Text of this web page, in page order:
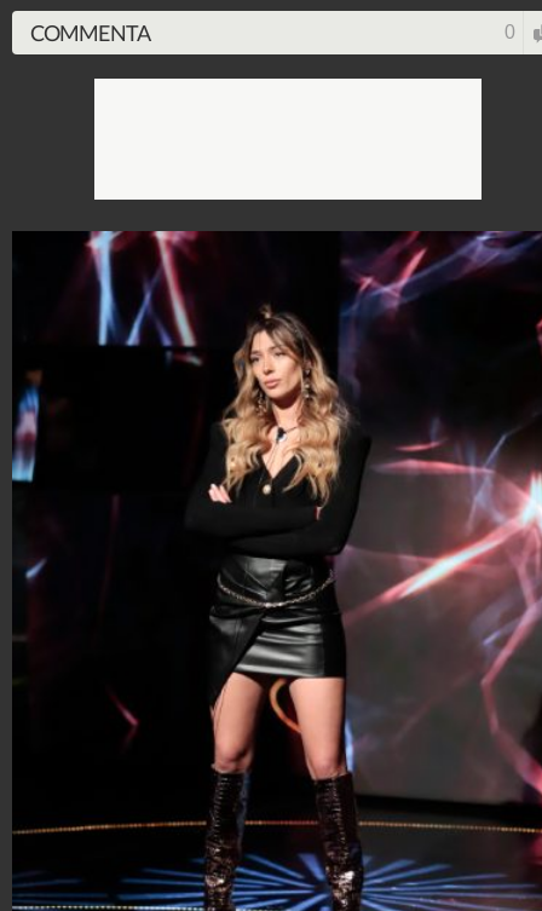
1.515.283.102-1.957 video-138.077 foto
COMMENTA 0